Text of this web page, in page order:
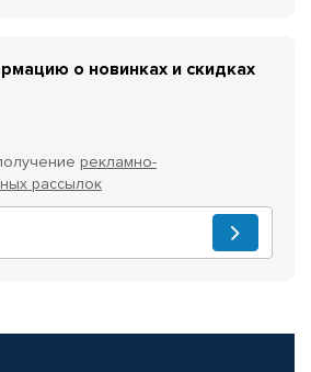
о новинках и скидках
рекламно-
рассылок